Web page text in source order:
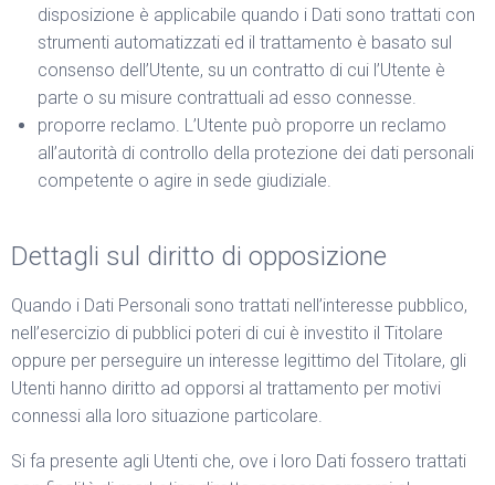
disposizione è applicabile quando i Dati sono trattati con
strumenti automatizzati ed il trattamento è basato sul
consenso dell’Utente, su un contratto di cui l’Utente è
parte o su misure contrattuali ad esso connesse.
proporre reclamo. L’Utente può proporre un reclamo
all’autorità di controllo della protezione dei dati personali
competente o agire in sede giudiziale.
Dettagli sul diritto di opposizione
Quando i Dati Personali sono trattati nell’interesse pubblico,
nell’esercizio di pubblici poteri di cui è investito il Titolare
oppure per perseguire un interesse legittimo del Titolare, gli
Utenti hanno diritto ad opporsi al trattamento per motivi
connessi alla loro situazione particolare.
Si fa presente agli Utenti che, ove i loro Dati fossero trattati